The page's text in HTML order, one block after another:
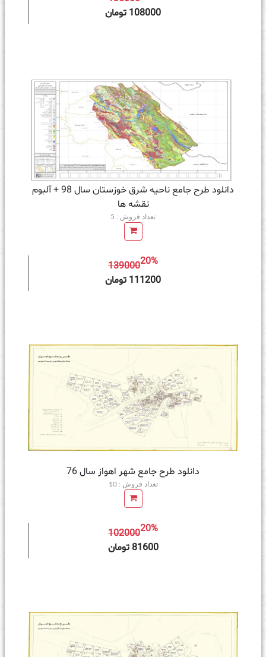
108000 تومان
دانلود طرح جامع ناحیه شرق خوزستان سال 98 + آلبوم
نقشه ها
تعداد فروش : 5
13900020%
111200 تومان
دانلود طرح جامع شهر اهواز سال 76
تعداد فروش : 10
10200020%
81600 تومان